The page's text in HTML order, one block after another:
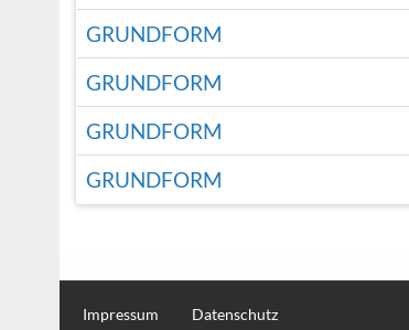
GRUNDFORM
GRUNDFORM
GRUNDFORM
GRUNDFORM
Impressum Datenschutz